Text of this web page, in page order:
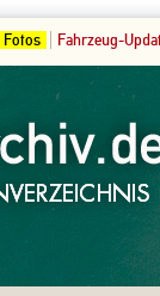
Fotos Fahrzeug-